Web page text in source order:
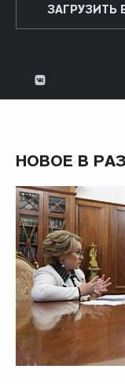
ЗАГРУЗИТЬ
НОВОЕ В